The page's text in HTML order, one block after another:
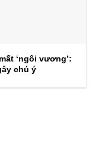
‘ngôi vương’:
chú ý